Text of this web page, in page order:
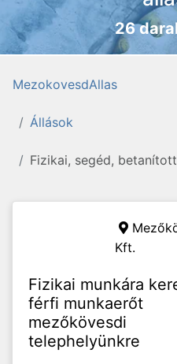
26
MezokovesdAllas
Állások
Fizikai, segéd,
Kft.
Fizikai munkára
férfi munkaerőt
mezőkövesdi
telephelyünkre